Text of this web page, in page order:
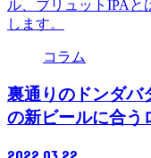
ル、ブリュットIPAと
します。
コラム
裏通りのドンダバ
の新ビールに合う